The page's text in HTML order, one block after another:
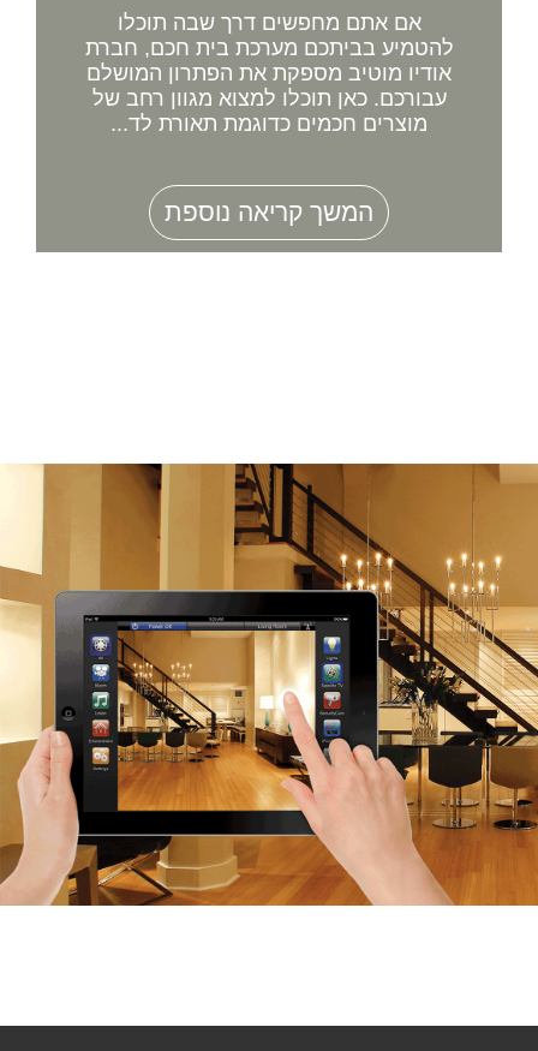
אם אתם מחפשים דרך שבה תוכלו
להטמיע בביתכם מערכת בית חכם, חברת
אודיו מוטיב מספקת את הפתרון המושלם
עבורכם. כאן תוכלו למצוא מגוון רחב של
מוצרים חכמים כדוגמת תאורת לד...
המשך קריאה נוספת